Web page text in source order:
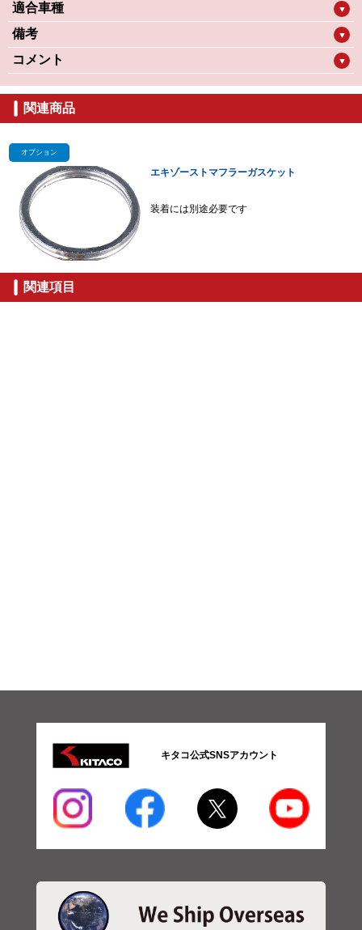
適合車種 ▼
備考 ▼
コメント ▼
関連商品
オプション
エキゾーストマフラーガスケット
装着には別途必要です
関連項目
キタコ公式SNSアカウント